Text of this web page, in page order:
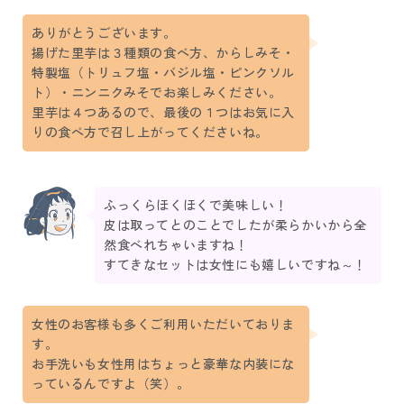
ありがとうございます。
揚げた里芋は３種類の食べ方、からしみそ・
特製塩（トリュフ塩・バジル塩・ピンクソル
ト）・ニンニクみそでお楽しみください。
里芋は４つあるので、最後の１つはお気に入
りの食べ方で召し上がってくださいね。
ふっくらほくほくで美味しい！
皮は取ってとのことでしたが柔らかいから全
然食べれちゃいますね！
すてきなセットは女性にも嬉しいですね～！
女性のお客様も多くご利用いただいておりま
す。
お手洗いも女性用はちょっと豪華な内装にな
っているんですよ（笑）。